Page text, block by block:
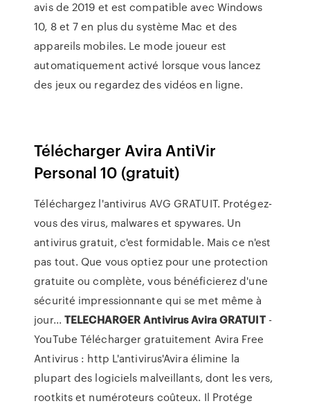
avis de 2019 et est compatible avec Windows
10, 8 et 7 en plus du système Mac et des
appareils mobiles. Le mode joueur est
automatiquement activé lorsque vous lancez
des jeux ou regardez des vidéos en ligne.
Télécharger Avira AntiVir
Personal 10 (gratuit)
Téléchargez l'antivirus AVG GRATUIT. Protégez-
vous des virus, malwares et spywares. Un
antivirus gratuit, c'est formidable. Mais ce n'est
pas tout. Que vous optiez pour une protection
gratuite ou complète, vous bénéficierez d'une
sécurité impressionnante qui se met même à
jour...TELECHARGER AntivirusAviraGRATUIT-
YouTube Télécharger gratuitement Avira Free
Antivirus : http L'antivirus'Avira élimine la
plupart des logiciels malveillants, dont les vers,
rootkits et numéroteurs coûteux. Il Protége